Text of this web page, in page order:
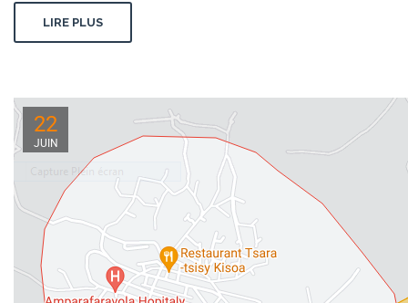
LIRE PLUS
22
JUIN